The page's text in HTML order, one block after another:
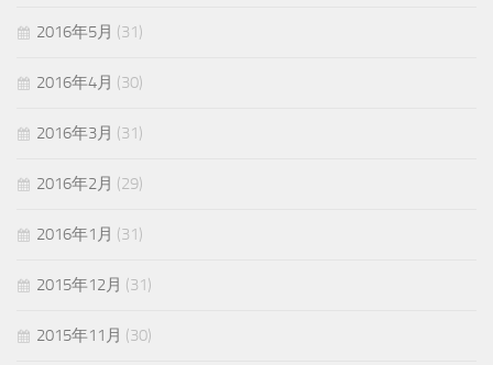
2016年5月 (31)
2016年4月 (30)
2016年3月 (31)
2016年2月 (29)
2016年1月 (31)
2015年12月 (31)
2015年11月 (30)